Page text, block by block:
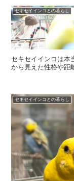
セキセイインコとの暮らし
セキセイインコは本
から見えた性格や距
セキセイインコとの暮らし